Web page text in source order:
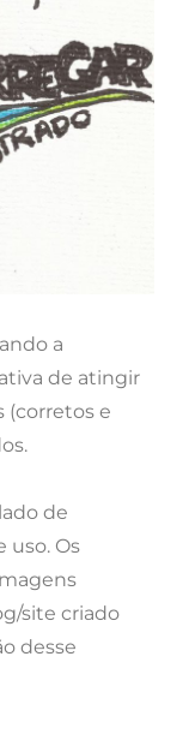
a
de atingir
(corretos e
de
uso. Os
site criado
desse